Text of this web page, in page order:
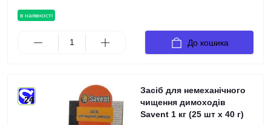
в наявності
До кошика
24
Засіб для немеханічного
чищення димоходів
Savent 1 кг (25 шт х 40 г)